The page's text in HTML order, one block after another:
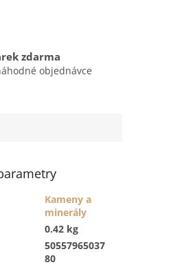
zdarma
objednávce
Kameny a
minerály
0.42 kg
50557965037
80